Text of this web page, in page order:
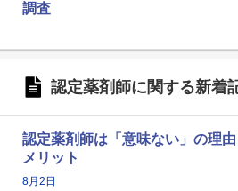
調査
認定薬剤師に関する新着
認定薬剤師は「意味ない」の理
メリット
8月2日